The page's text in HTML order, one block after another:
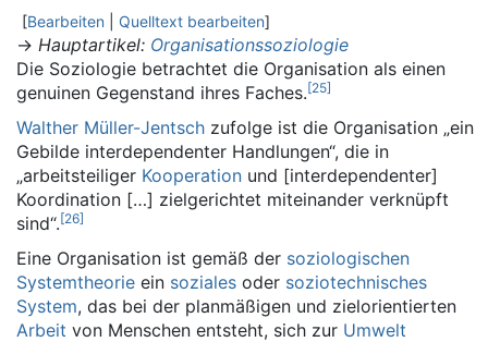
[Bearbeiten Quelltext bearbeiten]
→ Hauptartikel: Organisationssoziologie
Die Soziologie betrachtet die Organisation als einen
genuinen Gegenstand ihres Faches.[25]
Walther Müller-Jentsch zufolge ist die Organisation „ein
Gebilde interdependenter Handlungen“, die in
„arbeitsteiliger Kooperation und [interdependenter]
Koordination […] zielgerichtet miteinander verknüpft
sind“.[26]
Eine Organisation ist gemäß der soziologischen
Systemtheorie ein soziales oder soziotechnisches
System, das bei der planmäßigen und zielorientierten
Arbeit von Menschen entsteht, sich zur Umwelt